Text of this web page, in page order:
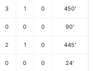
3 1 0 450'
0 0 0 90'
2 1 0 445'
0 0 0 24'